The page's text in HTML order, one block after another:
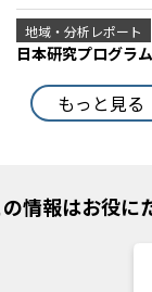
地域・分析レポート
日本研究プログラ
もっと見る
情報はお役に